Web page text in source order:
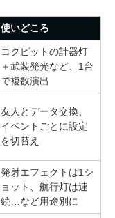
使いどころ
コクピットの計器灯
＋武装発光など、1台
で複数演出
友人とデータ交換、
イベントごとに設定
を切替え
発射エフェクトは1シ
ョット、航行灯は連
続…など用途別に